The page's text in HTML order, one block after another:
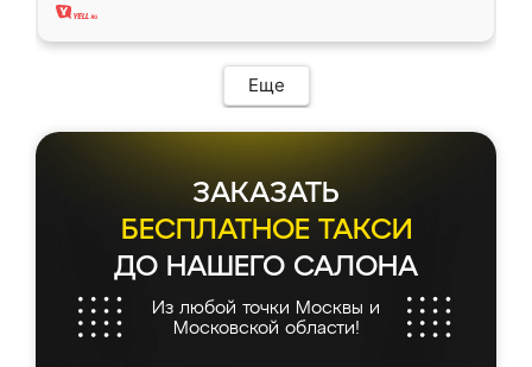
Еще
ЗАКАЗАТЬ
БЕСПЛАТНОЕ ТАКСИ
ДО НАШЕГО САЛОНА
Из любой точки Москвы и
Московской области!